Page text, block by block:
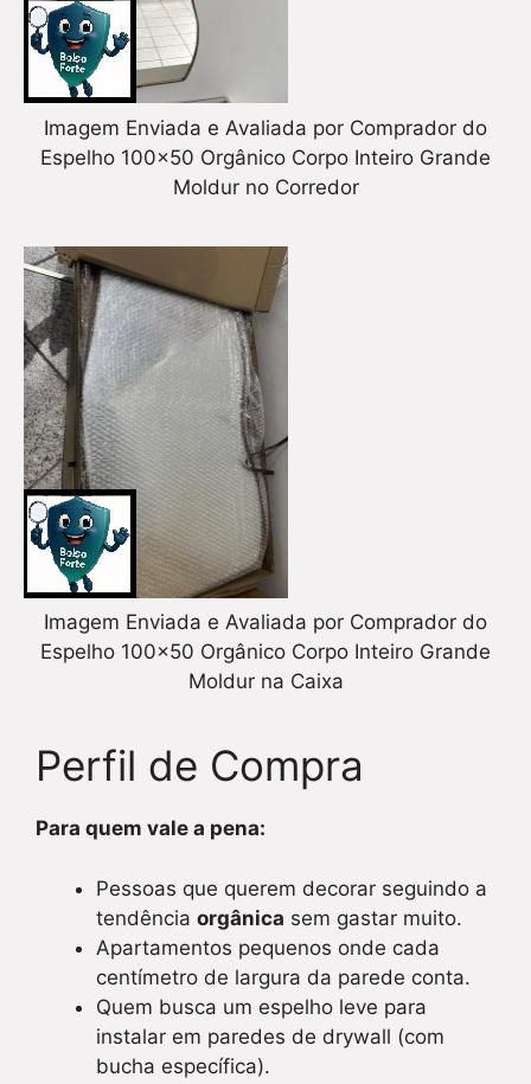
Imagem Enviada e Avaliada por Comprador do
Espelho 100×50 Orgânico Corpo Inteiro Grande
Moldur no Corredor
Imagem Enviada e Avaliada por Comprador do
Espelho 100×50 Orgânico Corpo Inteiro Grande
Moldur na Caixa
Perfil de Compra
Para quem vale a pena:
Pessoas que querem decorar seguindo a
tendência orgânica sem gastar muito.
Apartamentos pequenos onde cada
centímetro de largura da parede conta.
Quem busca um espelho leve para
instalar em paredes de drywall (com
bucha específica).